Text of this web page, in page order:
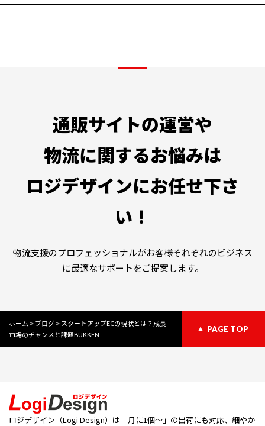
通販サイトの運営や
物流に関するお悩みは
ロジデザインにお任せ下さ
い！
物流支援のプロフェッショナルがお客様それぞれのビジネス
に最適なサポートをご提案します。
ホーム >ブログ> スタートアップECの現状とは？成長
市場のチャンスと課題BUKKEN
PAGE TOP
ロジデザイン（Logi Design）は「⽉に1個〜」の出荷にも対応、細やか